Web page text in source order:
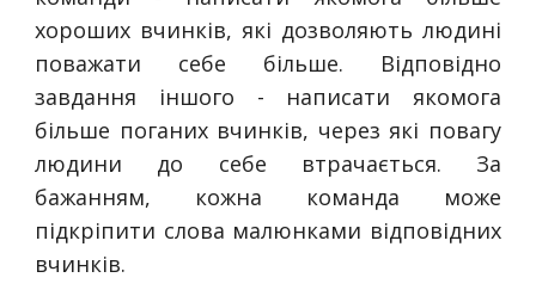
хороших вчинків, які дозволяють людині
поважати себе більше. Відповідно
завдання іншого - написати якомога
більше поганих вчинків, через які повагу
людини до себе втрачається. За
бажанням, кожна команда може
підкріпити слова малюнками відповідних
вчинків.